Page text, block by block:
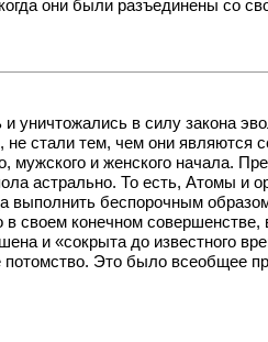
они были разъединены со
уничтожались в силу закона
стали тем, чем они
мужского и женского начала.
астрально. То есть, Атомы
выполнить беспорочным
в своем конечном
и «сокрыта до известного
Это было всеобщее